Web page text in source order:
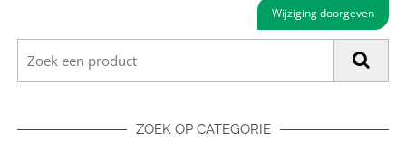
Wijziging doorgeven
ZOEK OP CATEGORIE